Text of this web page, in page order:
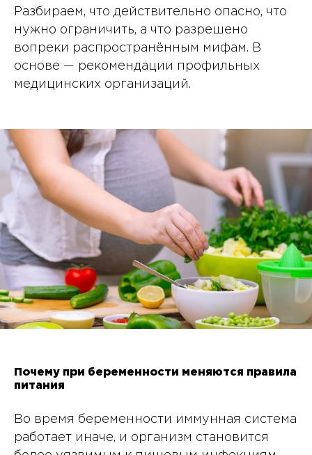
Разбираем, что действительно опасно, что
нужно ограничить, а что разрешено
вопреки распространённым мифам. В
основе — рекомендации профильных
медицинских организаций.
Почему при беременности меняются правила
питания
Во время беременности иммунная система
работает иначе, и организм становится